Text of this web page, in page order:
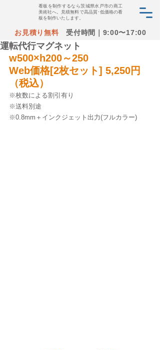
お見積り無料 受付時間｜9:00〜17:00
看板を制作するなら茨城県水戸市の商工
美術社へ。見積無料で高品質･低価格の看
板を制作いたします。
運転代行マグネット
w500×h200～250
Web価格[2枚セット] 5,250円
（税込）
※枚数による割引有り
※送料別途
※0.8mm＋インクジェット出力(フルカラー)